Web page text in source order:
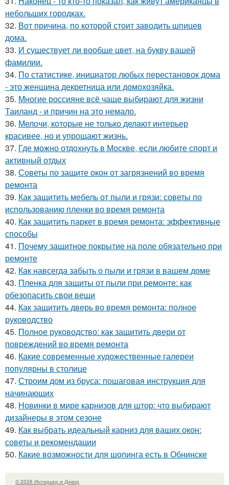
небольших городках.
32. Вот причина, по которой стоит заводить шпицев
дома.
33. И существует ли вообще цвет, на букву вашей
фамилии.
34. По статистике, инициатор любых перестановок дома
- это женщина декретница или домохозяйка.
35. Многие россияне всё чаще выбирают для жизни
Таиланд - и причин на это немало.
36. Мелочи, которые не только делают интерьер
красивее, но и упрощают жизнь.
37. Где можно отдохнуть в Москве, если любите спорт и
активный отдых
38. Советы по защите окон от загрязнений во время
ремонта
39. Как защитить мебель от пыли и грязи: советы по
использованию пленки во время ремонта
40. Как защитить паркет в время ремонта: эффективные
способы
41. Почему защитное покрытие на поле обязательно при
ремонте
42. Как навсегда забыть о пыли и грязи в вашем доме
43. Пленка для защиты от пыли при ремонте: как
обезопасить свои вещи
44. Как защитить дверь во время ремонта: полное
руководство
45. Полное руководство: как защитить двери от
повреждений во время ремонта
46. Какие современные художественные галереи
популярны в столице
47. Строим дом из бруса: пошаговая инструкция для
начинающих
48. Новинки в мире карнизов для штор: что выбирают
дизайнеры в этом сезоне
49. Как выбрать идеальный карниз для ваших окон:
советы и рекомендации
50. Какие возможности для шопинга есть в Обнинске
© 2026 Интерьер и Декор